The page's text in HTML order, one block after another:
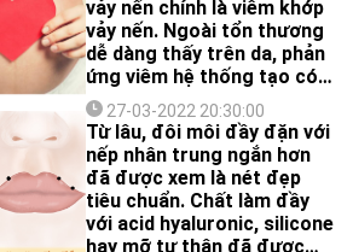
liệu pháp ánh sáng năng
lượng thấp.
vảy nến chính là viêm khớp
vảy nến. Ngoài tổn thương
dễ dàng thấy trên da, phản
ứng viêm hệ thống tạo có
thể làm tổn thương các
khớp và tổn thương khớp
thường không phục hồi.
27-03-2022 20:30:00
Từ lâu, đôi môi đầy đặn với
nếp nhân trung ngắn hơn
đã được xem là nét đẹp
tiêu chuẩn. Chất làm đầy
với acid hyaluronic, silicone
hay mỡ tự thân đã được